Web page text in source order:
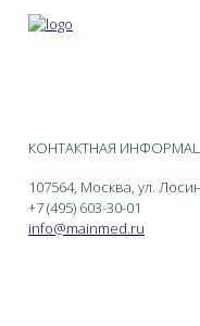
КОНТАКТНАЯ
107564, Москва, ул.
+7 (495) 603-30-01
info@mainmed.ru